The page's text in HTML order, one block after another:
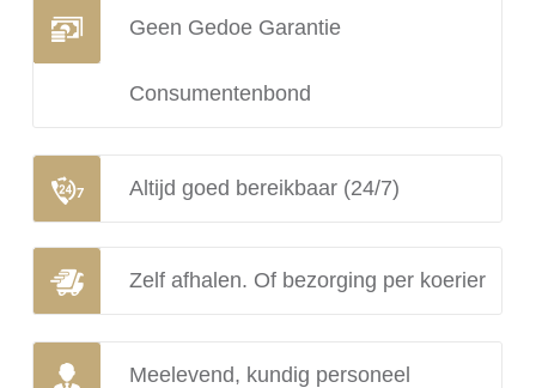
Geen Gedoe Garantie
Consumentenbond
Altijd goed bereikbaar (24/7)
Zelf afhalen. Of bezorging per koerier
Meelevend, kundig personeel